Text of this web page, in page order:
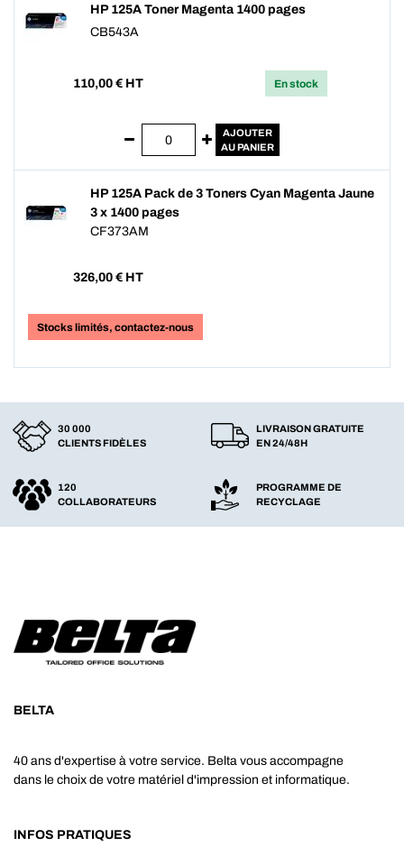
HP 125A Toner Magenta 1400 pages
CB543A
110,00 € HT En stock
AJOUTER
AU PANIER
HP 125A Pack de 3 Toners Cyan Magenta Jaune
3 x 1400 pages
CF373AM
326,00 € HT
Stocks limités, contactez-nous
30 000
CLIENTS FIDÈLES
LIVRAISON GRATUITE
EN 24/48H
120
COLLABORATEURS
PROGRAMME DE
RECYCLAGE
BELTA
40 ans d'expertise à votre service. Belta vous accompagne
dans le choix de votre matériel d'impression et informatique.
INFOS PRATIQUES